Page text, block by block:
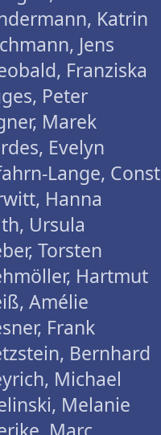
Katrin
Jens
Franziska
Peter
Marek
Evelyn
Lange,
Hanna
Ursula
Torsten
Hartmut
Amélie
Frank
Bernhard
Michael
Melanie